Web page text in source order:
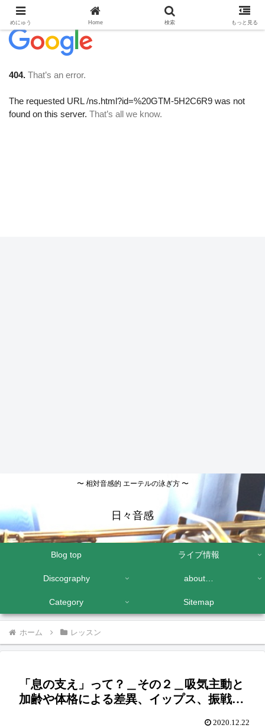
〜 相対音感的 エーテルの泳ぎ方 〜
日々音感
Blog top ライブ情報
Discography about…
Category Sitemap
ホーム レッスン
「息の支え」って？＿その２＿吸気主動と
加齢や体格による差異、イップス、振戦…
2020.12.22
めにゅう Home 検索 もっと見る